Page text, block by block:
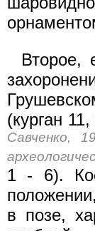
Второе,
(курган
Савченко,
1 - 6).
в позе,